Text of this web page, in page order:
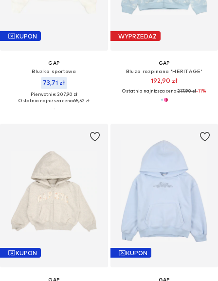
KUPON
GAP
Bluzka sportowa
73,71 zł
Pierwotnie: 207,90 zł
Ostatnia najniższa cena:65,52 zł
WYPRZEDAŻ
GAP
Bluza rozpinana 'HERITAGE'
192,90 zł
Ostatnia najniższa cena:217,90 zł-11%
KUPON
GAP
KUPON
GAP